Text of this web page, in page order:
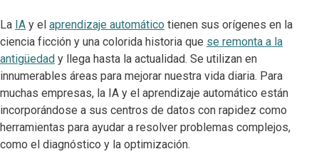
La IA y el aprendizaje automático tienen sus orígenes en la
ciencia ficción y una colorida historia que se remonta a la
antigüedad y llega hasta la actualidad. Se utilizan en
innumerables áreas para mejorar nuestra vida diaria. Para
muchas empresas, la IA y el aprendizaje automático están
incorporándose a sus centros de datos con rapidez como
herramientas para ayudar a resolver problemas complejos,
como el diagnóstico y la optimización.